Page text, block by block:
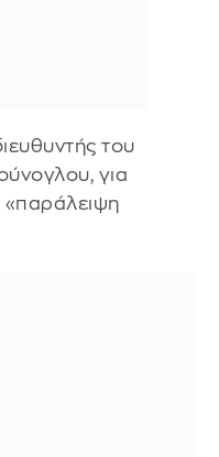
του
για
«παράλειψη